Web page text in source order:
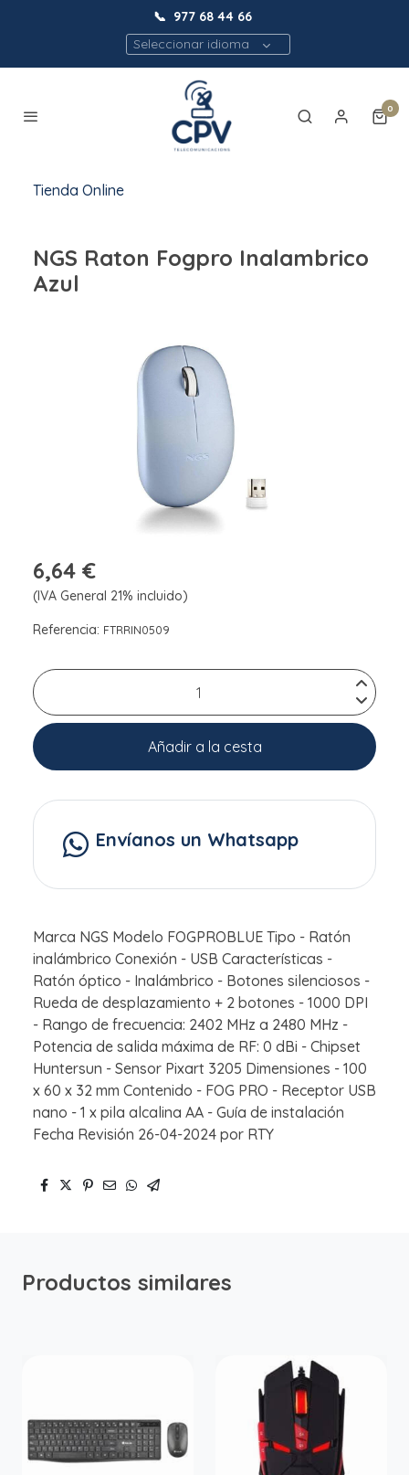
📞 977 68 44 66
Seleccionar idioma
0
Tienda Online
NGS Raton Fogpro Inalambrico
Azul
6,64 €
(IVA General 21% incluido)
Referencia: FTRRIN0509
Añadir a la cesta
Envíanos un Whatsapp
Marca NGS Modelo FOGPROBLUE Tipo - Ratón
inalámbrico Conexión - USB Características -
Ratón óptico - Inalámbrico - Botones silenciosos -
Rueda de desplazamiento + 2 botones - 1000 DPI
- Rango de frecuencia: 2402 MHz a 2480 MHz -
Potencia de salida máxima de RF: 0 dBi - Chipset
Huntersun - Sensor Pixart 3205 Dimensiones - 100
x 60 x 32 mm Contenido - FOG PRO - Receptor USB
nano - 1 x pila alcalina AA - Guía de instalación
Fecha Revisión 26-04-2024 por RTY
Productos similares